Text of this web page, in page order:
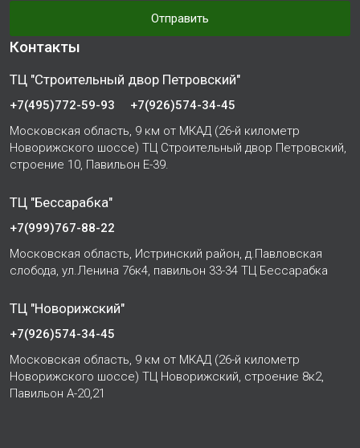
Отправить
Контакты
ТЦ "Строительный двор Петровский"
+7(495)772-59-93
+7(926)574-34-45
Московская область, 9 км от МКАД (26-й километр
Новорижского шоссе) ТЦ Строительный двор Петровский,
строение 10, Павильон Е-39.
ТЦ "Бессарабка"
+7(999)767-88-22
Московская область, Истринский район, д.Павловская
слобода, ул.Ленина 76к4, павильон 33-34 ТЦ Бессарабка
ТЦ "Новорижский"
+7(926)574-34-45
Московская область, 9 км от МКАД (26-й километр
Новорижского шоссе) ТЦ Новорижский, строение 8к2,
Павильон А-20,21